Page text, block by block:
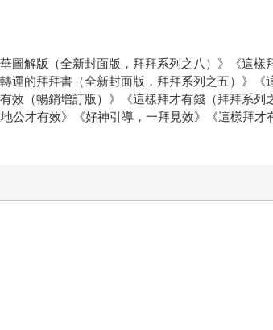
圖解版（全新封面版，拜拜系列之八）》《這樣
的拜拜書（全新封面版，拜拜系列之五）》《
（暢銷增訂版）》《這樣拜才有錢（拜拜系列
公才有效》《好神引導，一拜見效》《這樣拜才